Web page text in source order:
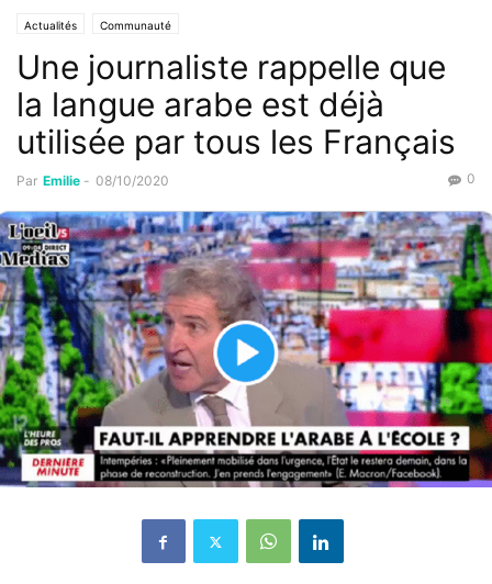
Actualités Communauté
Une journaliste rappelle que
la langue arabe est déjà
utilisée par tous les Français
Par Emilie - 08/10/2020 0